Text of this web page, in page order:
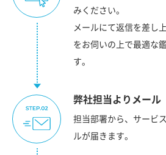
みください。
メールにて返信を差し
をお伺いの上で最適な
す。
弊社担当よりメール
担当部署から、サービ
ルが届きます。